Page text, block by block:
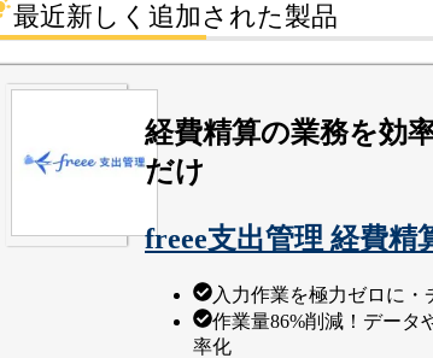
最近新しく追加された 製品
経費精算の業務を効
だけ
freee支出管理 経費精
入力作業を極力ゼロに
作業量86%削減！データ
率化